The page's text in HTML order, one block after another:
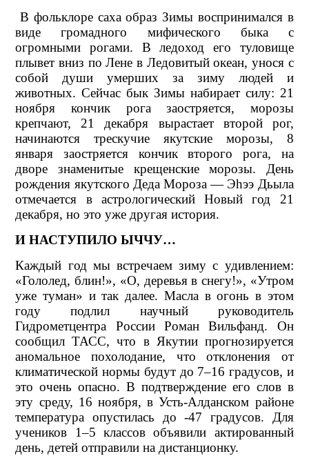
В фольклоре саха образ Зимы воспринимался в
виде громадного мифического быка с
огромными рогами. В ледоход его туловище
плывет вниз по Лене в Ледовитый океан, унося с
собой души умерших за зиму людей и
животных. Сейчас бык Зимы набирает силу: 21
ноября кончик рога заостряется, морозы
крепчают, 21 декабря вырастает второй рог,
начинаются трескучие якутские морозы, 8
января заостряется кончик второго рога, на
дворе знаменитые крещенские морозы. День
рождения якутского Деда Мороза — Эhээ Дьыла
отмечается в астрологический Новый год 21
декабря, но это уже другая история.
И НАСТУПИЛО ЫЧЧУ…
Каждый год мы встречаем зиму с удивлением:
«Гололед, блин!», «О, деревья в снегу!», «Утром
уже туман» и так далее. Масла в огонь в этом
году подлил научный руководитель
Гидрометцентра России Роман Вильфанд. Он
сообщил ТАСС, что в Якутии прогнозируется
аномальное похолодание, что отклонения от
климатической нормы будут до 7–16 градусов, и
это очень опасно. В подтверждение его слов в
эту среду, 16 ноября, в Усть-Алданском районе
температура опустилась до -47 градусов. Для
учеников 1–5 классов объявили актированный
день, детей отправили на дистанционку.